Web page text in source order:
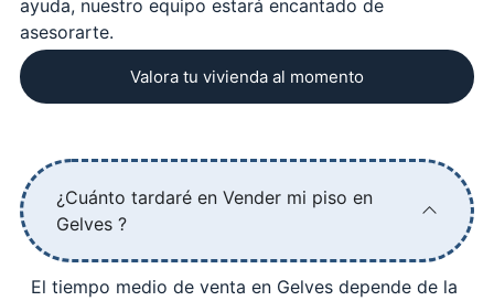
ayuda, nuestro equipo estará encantado de
asesorarte.
Valora tu vivienda al momento
¿Cuánto tardaré en Vender mi piso en
Gelves ?
El tiempo medio de venta en Gelves depende de la